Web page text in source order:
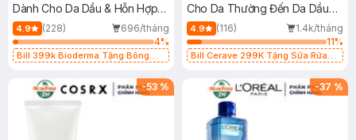
Dành Cho Da Dầu & Hỗn Hợp
500ml
4.9 (228)
696/tháng
4%
Bill 399k Bioderma Tặng Bông
Cho Da Thường Đến Da Dầu
473ml
4.9 (116)
1.4k/tháng
11%
Bill Cerave 299K Tặng Sữa Rửa
-53 % -37 %